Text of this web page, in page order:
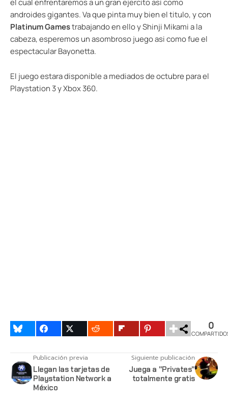
el cual enfrentaremos a un gran ejercito asi como
androides gigantes. Va que pinta muy bien el titulo, y con
Platinum Gamestrabajando en ello y Shinji Mikami a la
cabeza, esperemos un asombroso juego asi como fue el
espectacular Bayonetta.
El juego estara disponible a mediados de octubre para el
Playstation 3 y Xbox 360.
0
Publicación previa
Llegan las tarjetas de
Playstation Network a
México
Siguiente publicación
Juega a "Privates"
totalmente gratis